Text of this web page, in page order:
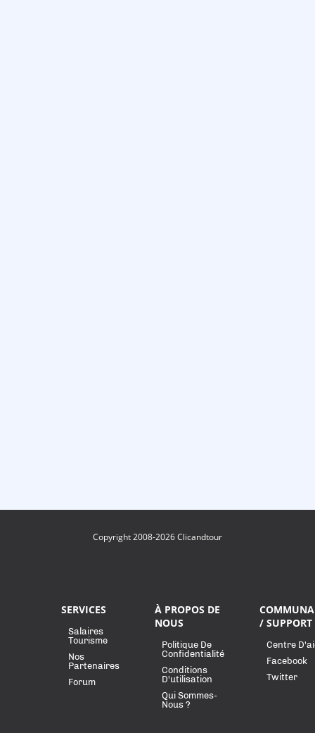
Copyright 2008-2026 Clicandtour
SERVICES
Salaires
Tourisme
Nos
Partenaires
Forum
À PROPOS DE
NOUS
Politique De
Confidentialité
Conditions
D'utilisation
Qui Sommes-
Nous ?
/ SUPPORT
Centre
Facebook
Twitter